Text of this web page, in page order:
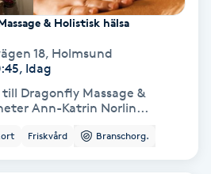
& Holistisk hälsa
18, Holmsund
Idag
Dragonfly Massage &
Ann-Katrin Norlin...
Friskvård Branschorg.